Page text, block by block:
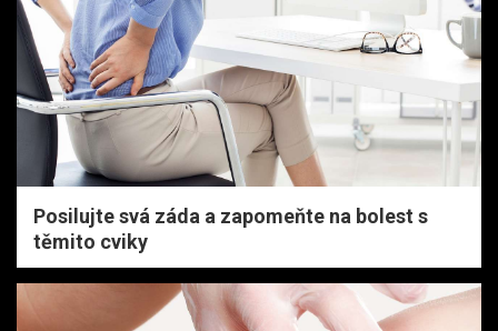
Posilujte svá záda a zapomeňte na bolest s
těmito cviky